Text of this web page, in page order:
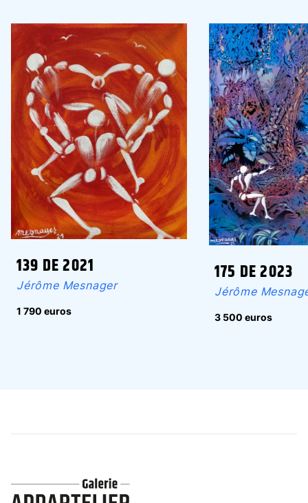
139 DE 2021
Jérôme Mesnager
1 790 euros
175 DE 2023
Jérôme
3 500 euros